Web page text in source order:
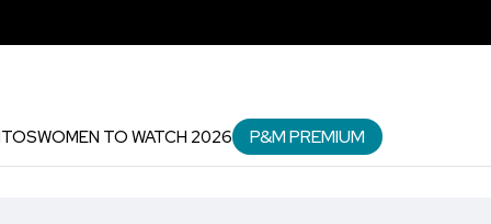
WOMEN TO WATCH 2026 P&M PREMIUM